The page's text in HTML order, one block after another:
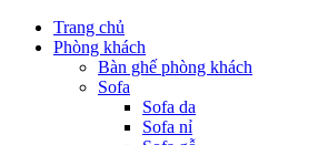
Trang chủ
Phòng khách
Bàn ghế phòng khách
Sofa
Sofa da
Sofa nỉ